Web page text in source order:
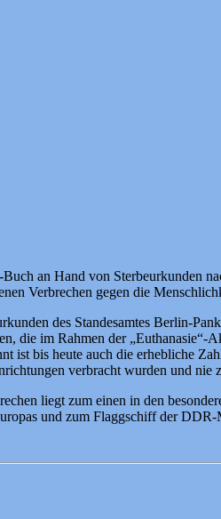
an Hand von Sterbeurkunden
Verbrechen gegen die
des Standesamtes Berlin-
die im Rahmen der
bis heute auch die erhebliche
verbracht wurden und nie
liegt zum einen in den
und zum Flaggschiff der